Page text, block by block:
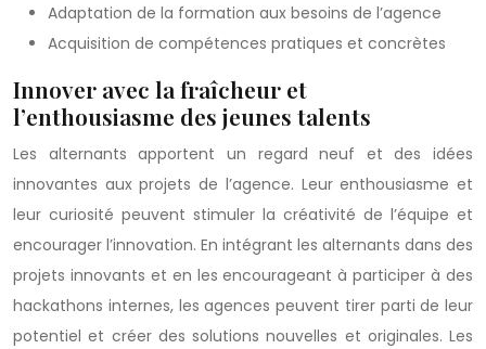
Adaptation de la formation aux besoins de l’agence
Acquisition de compétences pratiques et concrètes
Innover avec la fraîcheur et
l’enthousiasme des jeunes talents
Les alternants apportent un regard neuf et des idées
innovantes aux projets de l’agence. Leur enthousiasme et
leur curiosité peuvent stimuler la créativité de l’équipe et
encourager l’innovation. En intégrant les alternants dans des
projets innovants et en les encourageant à participer à des
hackathons internes, les agences peuvent tirer parti de leur
potentiel et créer des solutions nouvelles et originales. Les